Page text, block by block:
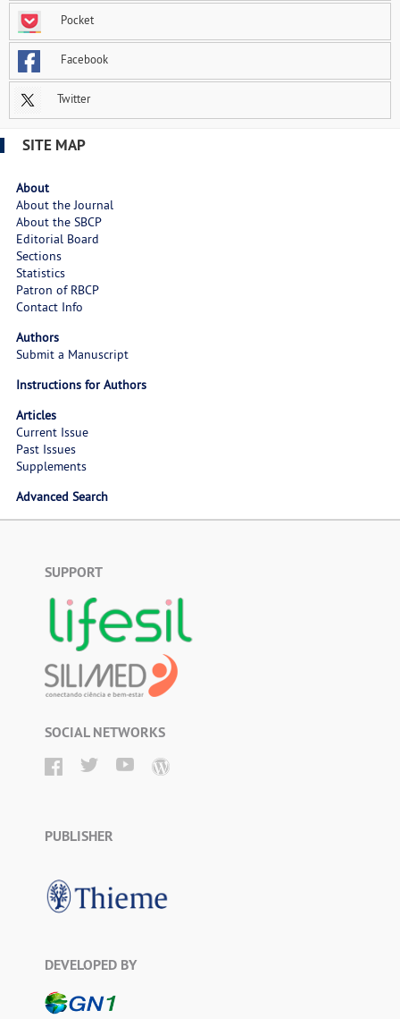
Pocket
Facebook
Twitter
SITE MAP
About
About the Journal
About the SBCP
Editorial Board
Sections
Statistics
Patron of RBCP
Contact Info
Authors
Submit a Manuscript
Instructions for Authors
Articles
Current Issue
Past Issues
Supplements
Advanced Search
SUPPORT
SOCIAL NETWORKS
PUBLISHER
DEVELOPED BY